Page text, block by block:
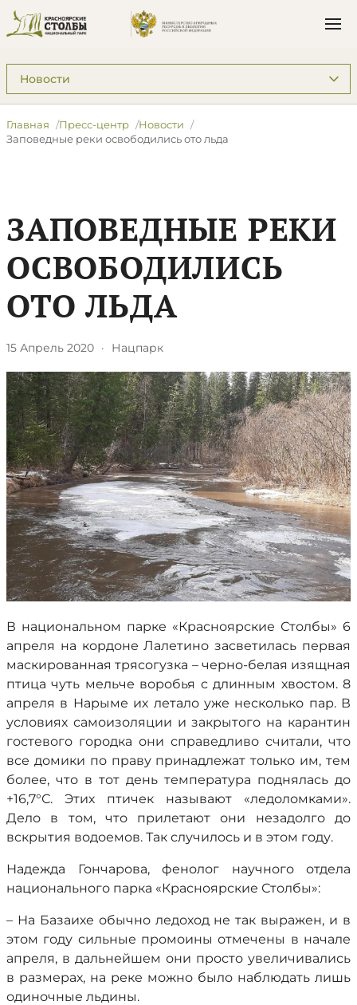
Подразделы: Пресс-центр
Главная Пресс-центр
Новости
Заповедные реки освободились ото льда
ЗАПОВЕДНЫЕ РЕКИ
ОСВОБОДИЛИСЬ
ОТО ЛЬДА
15 Апрель 2020 · Нацпарк
В национальном парке «Красноярские Столбы» 6
апреля на кордоне Лалетино засветилась первая
маскированная трясогузка – черно-белая изящная
птица чуть мельче воробья с длинным хвостом. 8
апреля в Нарыме их летало уже несколько пар. В
условиях самоизоляции и закрытого на карантин
гостевого городка они справедливо считали, что
все домики по праву принадлежат только им, тем
более, что в тот день температура поднялась до
+16,7°С. Этих птичек называют «ледоломками».
Дело в том, что прилетают они незадолго до
вскрытия водоемов. Так случилось и в этом году.
Надежда Гончарова, фенолог научного отдела
национального парка «Красноярские Столбы»:
– На Базаихе обычно ледоход не так выражен, и в
этом году сильные промоины отмечены в начале
апреля, в дальнейшем они просто увеличивались
в размерах, на реке можно было наблюдать лишь
одиночные льдины.